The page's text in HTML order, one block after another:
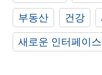
부동산
건강
새로운 인터페이